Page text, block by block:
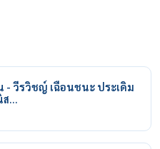
วีรวิชญ์ เฉือนชนะ ประเดิม
…